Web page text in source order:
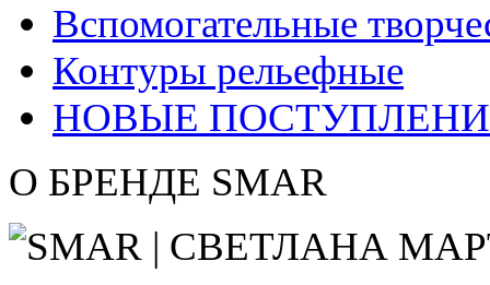
Вспомогательные
Контуры рельефные
НОВЫЕ
О БРЕНДЕ SMAR